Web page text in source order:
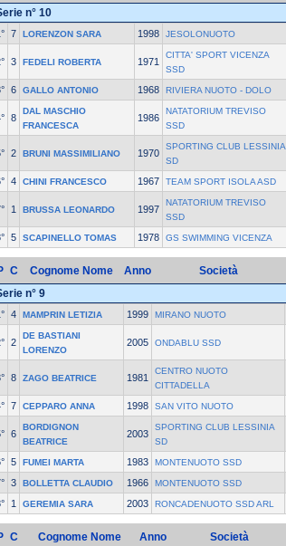
n° 10
7 LORENZON SARA 1998 JESOLONUOTO
3 FEDELI ROBERTA 1971
CITTA' SPORT VICENZA
SSD
6 GALLO ANTONIO 1968 RIVIERA NUOTO - DOLO
8
DAL MASCHIO
FRANCESCA
1986
NATATORIUM TREVISO
SSD
2 BRUNI MASSIMILIANO 1970
SPORTING CLUB LESSINIA
SD
4 CHINI FRANCESCO 1967 TEAM SPORT ISOLA ASD
1 BRUSSA LEONARDO 1997
NATATORIUM TREVISO
SSD
5 SCAPINELLO TOMAS 1978 GS SWIMMING VICENZA
C Cognome Nome Anno Società
n° 9
4 MAMPRIN LETIZIA 1999 MIRANO NUOTO
2
DE BASTIANI
LORENZO
2005 ONDABLU SSD
8 ZAGO BEATRICE 1981
CENTRO NUOTO
CITTADELLA
7 CEPPARO ANNA 1998 SAN VITO NUOTO
6
BORDIGNON
BEATRICE
2003
SPORTING CLUB LESSINIA
SD
5 FUMEI MARTA 1983 MONTENUOTO SSD
3 BOLLETTA CLAUDIO 1966 MONTENUOTO SSD
1 GEREMIA SARA 2003 RONCADENUOTO SSD ARL
C Cognome Nome Anno Società